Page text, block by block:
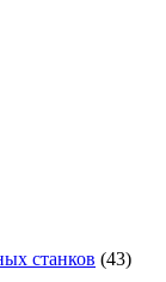
станков (43)